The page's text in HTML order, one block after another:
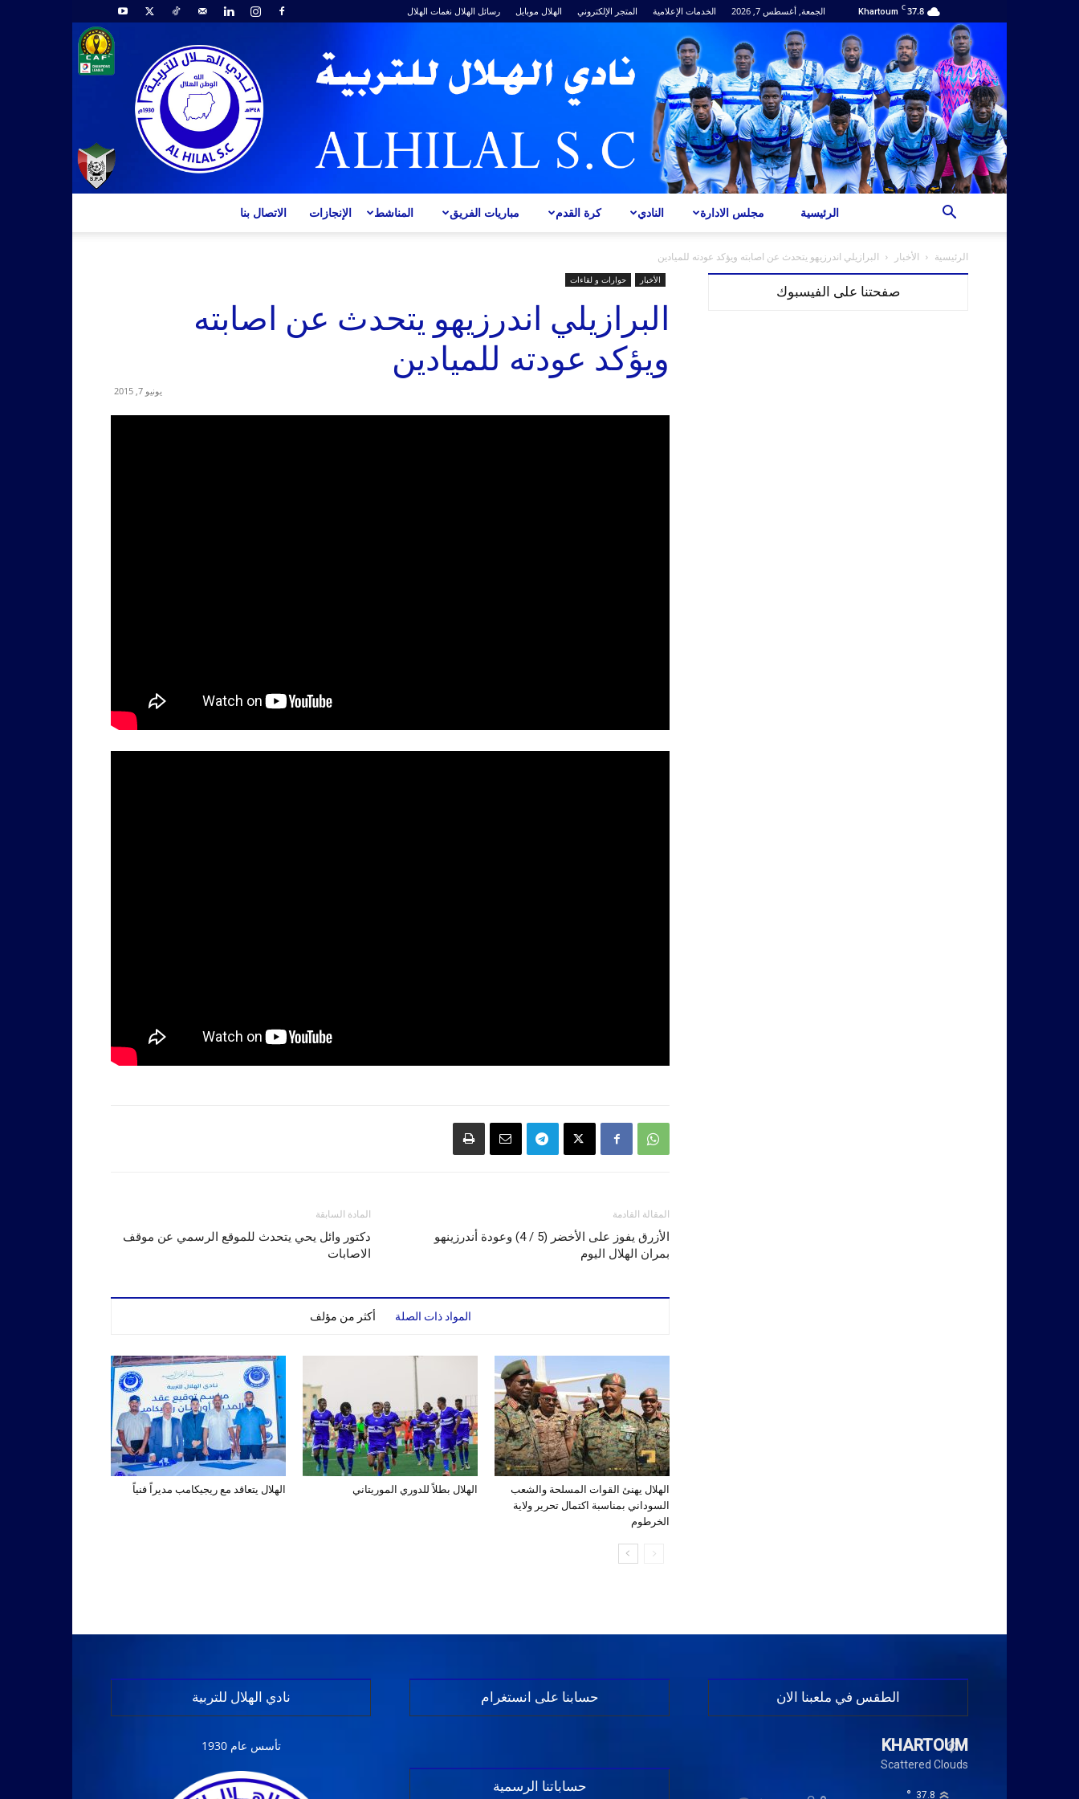
37.8
C
Khartoum الجمعة, أغسطس 7, 2026 الخدمات الإعلامية المتجر الإلكتروني الهلال موبايل رسائل الهلال نغمات الهلال
الاتصال بنا الإنجازات المناشط مباريات الفريق كرة القدم النادي مجلس الادارة الرئيسية
الرئيسية الأخبار البرازيلي اندرزيهو يتحدث عن اصابته ويؤكد عودته للميادين
الأخبار حوارات و لقاءات
البرازيلي اندرزيهو يتحدث عن اصابته
ويؤكد عودته للميادين
يونيو 7, 2015
المادة السابقة
دكتور وائل يحي يتحدث للموقع الرسمي عن موقف
الاصابات
المقالة القادمة
الأزرق يفوز على الأخضر (5 / 4) وعودة أندرزينهو
بمران الهلال اليوم
المواد ذات الصلة أكثر من مؤلف
الهلال يتعاقد مع ريجيكامب مديراً فنياً الهلال بطلاً للدوري الموريتاني
الهلال يهنئ القوات المسلحة والشعب
السوداني بمناسبة اكتمال تحرير ولاية
الخرطوم
صفحتنا على الفيسبوك
نادي الهلال للتربية
تأسس عام 1930
حسابنا على انستغرام
حساباتنا الرسمية
الطقس في ملعبنا الان
KHARTOUM
Scattered Clouds
37.8